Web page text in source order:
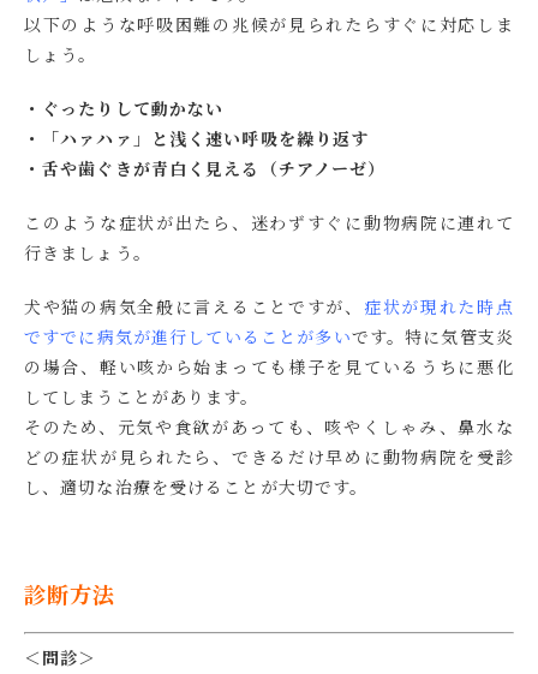
以下のような呼吸困難の兆候が見られたらすぐに対応しま
しょう。
・ぐったりして動かない
・「ハァハァ」と浅く速い呼吸を繰り返す
・舌や歯ぐきが青白く見える（チアノーゼ）
このような症状が出たら、迷わずすぐに動物病院に連れて
行きましょう。
犬や猫の病気全般に言えることですが、 症状が現れた時点
ですでに病気が進行していることが多いです。特に気管支炎
の場合、軽い咳から始まっても様子を見ているうちに悪化
してしまうことがあります。
そのため、 元気や食欲があっても、 咳やくしゃみ、鼻水な
どの症状が見られたら、できるだけ早めに動物病院を受診
し、適切な治療を受けることが大切です。
診断方法
＜問診＞